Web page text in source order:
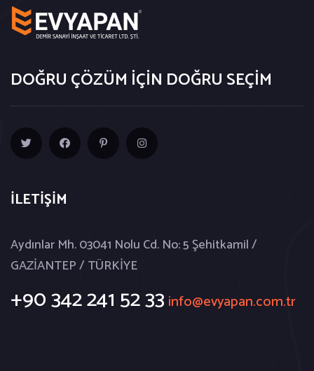
DOĞRU ÇÖZÜM İÇİN DOĞRU SEÇİM
İLETİŞİM
Aydınlar Mh. 03041 Nolu Cd. No: 5 Şehitkamil /
GAZİANTEP / TÜRKİYE
+90 342 241 52 33 info@evyapan.com.tr